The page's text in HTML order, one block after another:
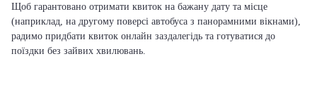
Щоб гарантовано отримати квиток на бажану дату та місце
(наприклад, на другому поверсі автобуса з панорамними вікнами),
радимо придбати квиток онлайн заздалегідь та готуватися до
поїздки без зайвих хвилювань.